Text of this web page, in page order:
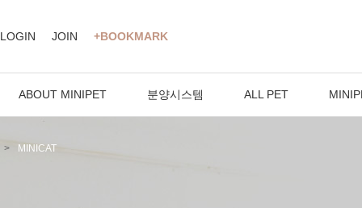
LOGIN JOIN +BOOKMARK
ABOUT MINIPET 분양시스템 ALL PET
MINICAT